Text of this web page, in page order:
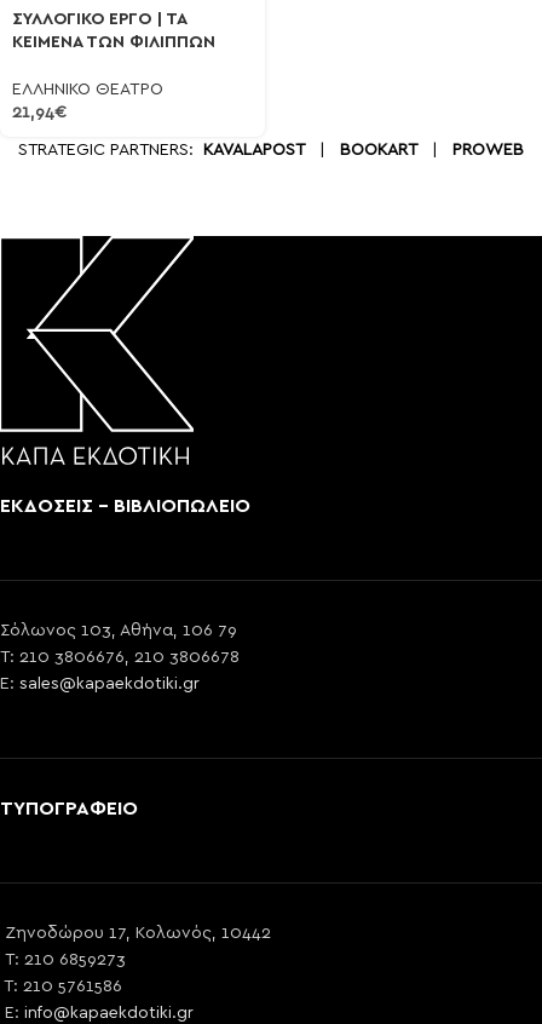
ΣΥΛΛΟΓΙΚΟ ΕΡΓΟ | ΤΑ
ΚΕΙΜΕΝΑ ΤΩΝ ΦΙΛΙΠΠΩΝ
ΕΛΛΗΝΙΚΟ ΘΕΑΤΡΟ
21,94€
STRATEGIC PARTNERS: KAVALAPOST| BOOKART| PROWEB
ΕΚΔΟΣΕΙΣ - ΒΙΒΛΙΟΠΩΛΕΙΟ
Σόλωνος 103, Αθήνα, 106 79
T: 210 3806676, 210 3806678
E: sales@kapaekdotiki.gr
ΤΥΠΟΓΡΑΦΕΙΟ
Ζηνοδώρου 17, Κολωνός, 10442
T: 210 6859273
T: 210 5761586
E: info@kapaekdotiki.gr